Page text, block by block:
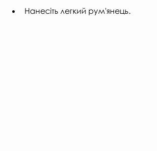
Нанесіть легкий рум'янець.